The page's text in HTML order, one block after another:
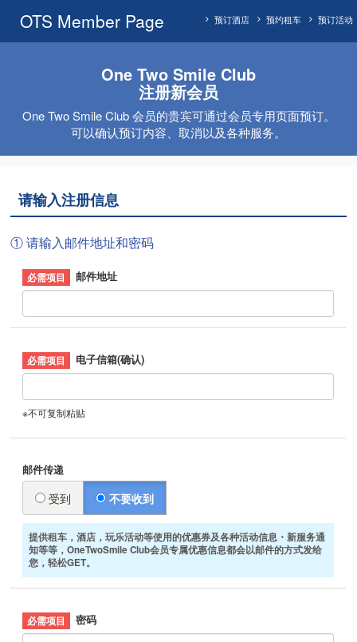
OTS Member Page 预订活动
预约租车
预订酒店
One Two Smile Club
注册新会员
One Two Smile Club 会员的贵宾可通过会员专用页面预订。
可以确认预订内容、取消以及各种服务。
请输入注册信息
① 请输入邮件地址和密码
邮件地址
电子信箱(确认)
※不可复制粘贴
邮件传递
受到 不要收到
提供租车，酒店，玩乐活动等使用的优惠券及各种活动信息・新服务通
知等等，OneTwoSmile Club会员专属优惠信息都会以邮件的方式发给
您，轻松GET。
密码